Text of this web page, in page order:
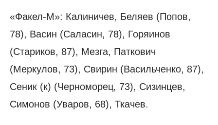
«Факел-М»: Калиничев, Беляев (Попов,
78), Васин (Саласин, 78), Горяинов
(Стариков, 87), Мезга, Паткович
(Меркулов, 73), Свирин (Васильченко, 87),
Сеник (к) (Черноморец, 73), Сизинцев,
Симонов (Уваров, 68), Ткачев.